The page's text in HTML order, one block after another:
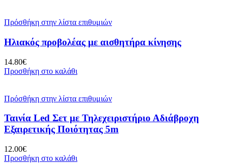
Πρόσθήκη στην λίστα επιθυμιών
Ηλιακός προβολέας με αισθητήρα κίνησης
14.80€
Προσθήκη στο καλάθι
Πρόσθήκη στην λίστα επιθυμιών
Ταινία Led Σετ με Τηλεχειριστήριο Αδιάβροχη
Εξαιρετικής Ποιότητας 5m
12.00€
Προσθήκη στο καλάθι